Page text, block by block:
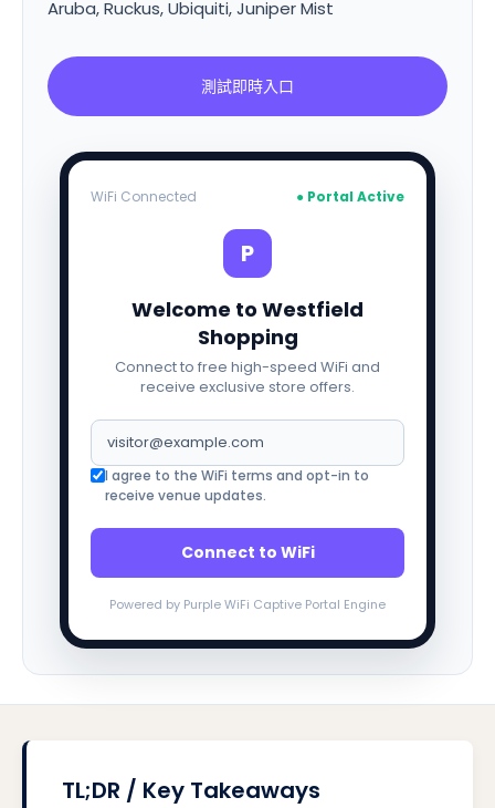
Aruba, Ruckus, Ubiquiti, Juniper Mist
測試即時入口
WiFi Connected ● Portal Active
P
Welcome to Westfield
Shopping
Connect to free high-speed WiFi and
receive exclusive store offers.
I agree to the WiFi terms and opt-in to
receive venue updates.
Connect to WiFi
Powered by Purple WiFi Captive Portal Engine
TL;DR / Key Takeaways